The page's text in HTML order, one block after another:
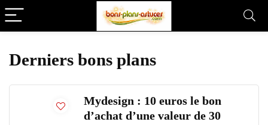
Derniers bons plans
Mydesign : 10 euros le bon
d’achat d’une valeur de 30